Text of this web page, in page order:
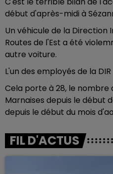
début d'après-midi à
Un véhicule de la
Routes de l'Est a été
autre voiture.
L'un des employés de la
Cela porte à 28, le nombre
Marnaises depuis le début
depuis le début du mois
FIL D'ACTUS